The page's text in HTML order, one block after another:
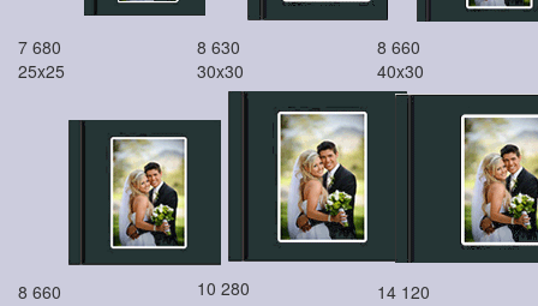
7 680 8 630
8 660
25x25
8 660
30x30
10 280
40x30
14 120